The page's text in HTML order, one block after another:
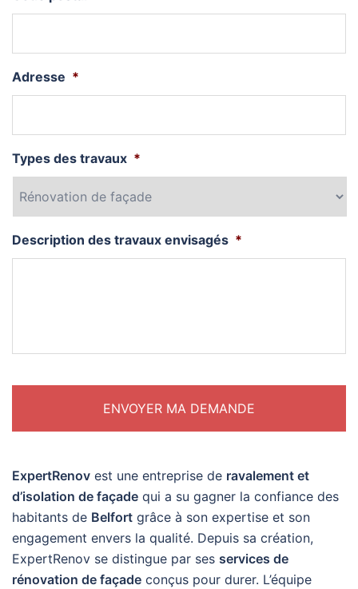
Adresse *
Types des travaux *
Description des travaux envisagés *
ExpertRenov est une entreprise de ravalement et
d’isolation de façade qui a su gagner la confiance des
habitants de Belfort grâce à son expertise et son
engagement envers la qualité. Depuis sa création,
ExpertRenov se distingue par ses services de
rénovation de façade conçus pour durer. L’équipe